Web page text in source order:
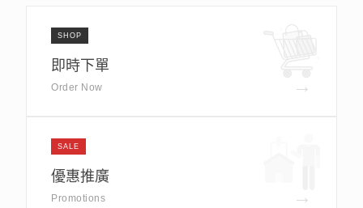
SHOP
即時下單
Order Now →
SALE
優惠推廣
Promotions →